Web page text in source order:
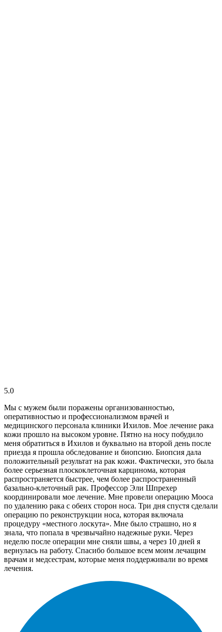
5.0
Мы с мужем были поражены организованностью,
оперативностью и профессионализмом врачей и
медицинского персонала клиники Ихилов. Мое лечение рака
кожи прошло на высоком уровне. Пятно на носу побудило
меня обратиться в Ихилов и буквально на второй день после
приезда я прошла обследование и биопсию. Биопсия дала
положительный результат на рак кожи. Фактически, это была
более серьезная плоскоклеточная карцинома, которая
распространяется быстрее, чем более распространенный
базально-клеточный рак. Профессор Эли Шпрехер
координировали мое лечение. Мне провели операцию Мооса
по удалению рака с обеих сторон носа. Три дня спустя сделали
операцию по реконструкции носа, которая включала
процедуру «местного лоскута». Мне было страшно, но я
знала, что попала в чрезвычайно надежные руки. Через
неделю после операции мне сняли швы, а через 10 дней я
вернулась на работу. Спасибо большое всем моим лечащим
врачам и медсестрам, которые меня поддерживали во время
лечения.